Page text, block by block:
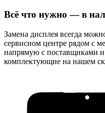
Всё что нужно — в
Замена дисплея всегда
сервисном центре рядом с
напрямую с поставщиками
комплектующие на нашем